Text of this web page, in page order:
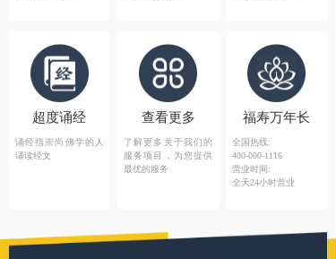
超度诵经
诵经指崇尚佛学的人
诵读经文
查看更多
了解更多关于我们的
服务项目，为您提供
最优的服务
福寿万年长
全国热线:
400-000-1116
营业时间:
全天24小时营业